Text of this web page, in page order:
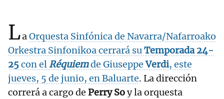
LaOrquesta Sinfónica de Navarra/Nafarroako
Orkestra Sinfonikoa cerrará suTemporada 24-
25con elRéquiemde GiuseppeVerdi, este
jueves, 5 de junio, enBaluarte. La dirección
correrá a cargo de Perry Soy la orquesta